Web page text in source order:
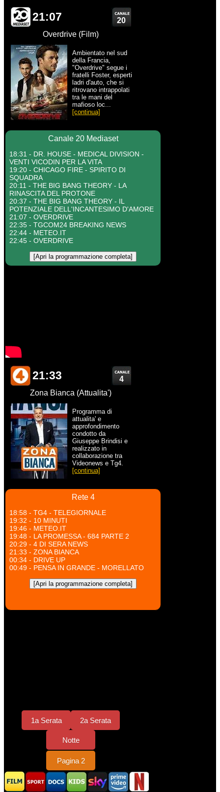
21:07
20
Overdrive (Film)
Ambientato nel sud
della Francia,
"Overdrive" segue i
fratelli Foster, esperti
ladri d'auto, che si
ritrovano intrappolati
tra le mani del
mafioso loc...
[continua]
Canale 20 Mediaset
18:31 - DR. HOUSE - MEDICAL DIVISION -
VENTI VICODIN PER LA VITA
19:20 - CHICAGO FIRE - SPIRITO DI
SQUADRA
20:11 - THE BIG BANG THEORY - LA
RINASCITA DEL PROTONE
20:37 - THE BIG BANG THEORY - IL
POTENZIALE DELL'INCANTESIMO D'AMORE
21:07 - OVERDRIVE
22:35 - TGCOM24 BREAKING NEWS
22:44 - METEO.IT
22:45 - OVERDRIVE
[Apri la programmazione completa]
21:33
4
Zona Bianca (Attualita')
Programma di
attualita' e
approfondimento
condotto da
Giuseppe Brindisi e
realizzato in
collaborazione tra
Videonews e Tg4.
[continua]
Rete 4
18:58 - TG4 - TELEGIORNALE
19:32 - 10 MINUTI
19:46 - METEO.IT
19:48 - LA PROMESSA - 684 PARTE 2
20:29 - 4 DI SERA NEWS
21:33 - ZONA BIANCA
00:34 - DRIVE UP
00:49 - PENSA IN GRANDE - MORELLATO
[Apri la programmazione completa]
1a Serata 2a Serata
Notte
Pagina 2